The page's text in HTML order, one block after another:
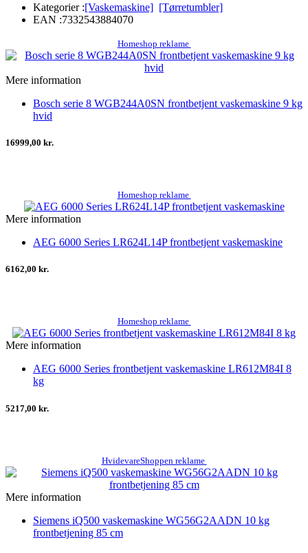
Kategorier :[Vaskemaskine] [Tørretumbler]
EAN :7332543884070
Homeshop reklame
Mere information
Bosch serie 8 WGB244A0SN frontbetjent vaskemaskine 9 kg
hvid
16999,00 kr.
Homeshop reklame
Mere information
AEG 6000 Series LR624L14P frontbetjent vaskemaskine
6162,00 kr.
Homeshop reklame
Mere information
AEG 6000 Series frontbetjent vaskemaskine LR612M84I 8
kg
5217,00 kr.
HvidevareShoppen reklame
Mere information
Siemens iQ500 vaskemaskine WG56G2AADN 10 kg
frontbetjening 85 cm